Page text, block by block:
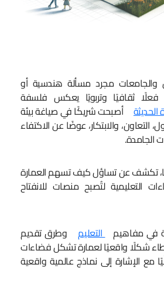
مجرد مسألة هندسية أو
ثقافيًا وتربويًا يعكس فلسفة
الحديثة أصبحت شريكًا في صياغة بيئة
والابتكار، عوضًا عن الاكتفاء
الجامدة.
تكشف عن تساؤل كيف تسهم العمارة
التعليمية لتُصبح منصات للانفتاح
في مفاهيم التعليم
وطرق تقديم
شكلًا واقعيًا لعمارة تشكل فضاءات
مع الإشارة إلى نماذج عالمية واقعية